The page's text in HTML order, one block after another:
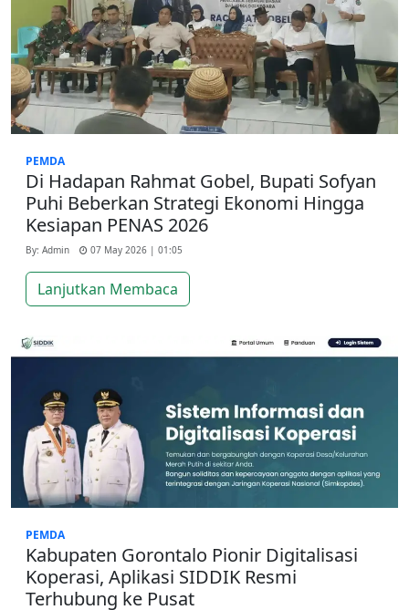
PEMDA
Di Hadapan Rahmat Gobel, Bupati Sofyan
Puhi Beberkan Strategi Ekonomi Hingga
Kesiapan PENAS 2026
By: Admin 07 May 2026 | 01:05
Lanjutkan Membaca
PEMDA
Kabupaten Gorontalo Pionir Digitalisasi
Koperasi, Aplikasi SIDDIK Resmi
Terhubung ke Pusat